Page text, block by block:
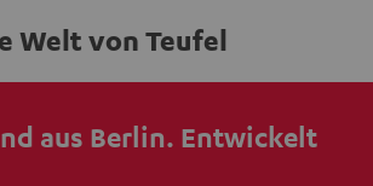
Welt von Teufel
aus Berlin. Entwickelt